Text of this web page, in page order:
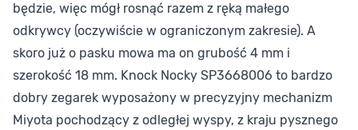
będzie, więc mógł rosnąć razem z ręką małego
odkrywcy (oczywiście w ograniczonym zakresie). A
skoro już o pasku mowa ma on grubość 4 mm i
szerokość 18 mm. Knock Nocky SP3668006 to bardzo
dobry zegarek wyposażony w precyzyjny mechanizm
Miyota pochodzący z odległej wyspy, z kraju pysznego